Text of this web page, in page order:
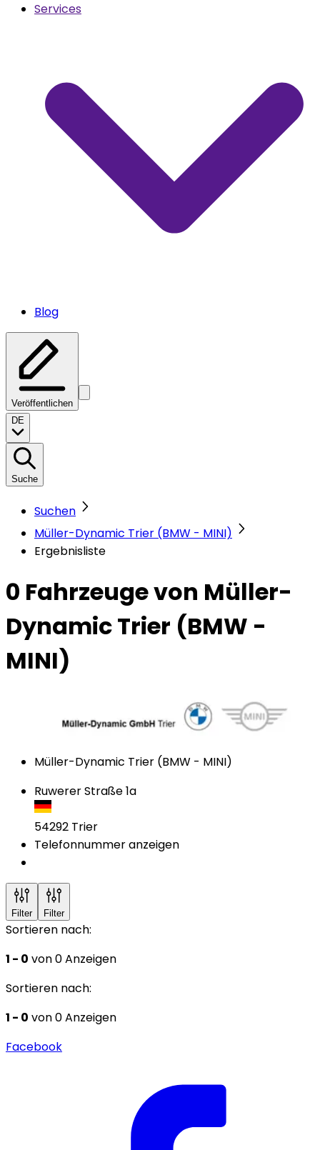
Services
Blog
Veröffentlichen
DE
Suche
Suchen
Müller-Dynamic Trier (BMW - MINI)
Ergebnisliste
0 Fahrzeugevon Müller-
Dynamic Trier (BMW -
MINI)
Müller-Dynamic Trier (BMW - MINI)
Ruwerer Straße 1a
54292 Trier
Telefonnummer anzeigen
Filter Filter
Sortieren nach:
1 - 0 von 0 Anzeigen
Sortieren nach:
1 - 0 von 0 Anzeigen
Facebook